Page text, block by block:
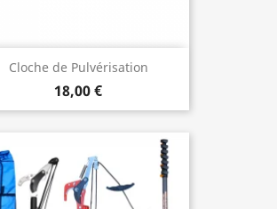
Cloche de Pulvérisation
18,00 €